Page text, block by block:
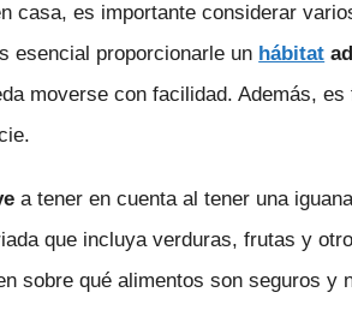
casa, es importante considerar
esencial proporcionarle un hábitat
moverse con facilidad. Además,
a tener en cuenta al tener una
que incluya verduras, frutas y
sobre qué alimentos son seguros y